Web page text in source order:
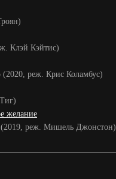
Клэй Кэйтис)
(2020, реж. Крис Коламбус)
желание
(2019, реж. Мишель Джонстон)